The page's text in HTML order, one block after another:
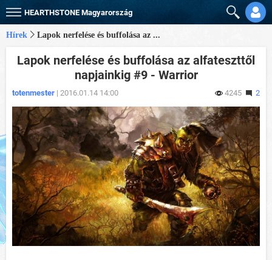
HEARTHSTONE Magyarország
Hírek Lapok nerfelése és buffolása az ...
Lapok nerfelése és buffolása az alfateszttől
napjainkig #9 - Warrior
totenmester | 2016.01.14 14:00 4245 2